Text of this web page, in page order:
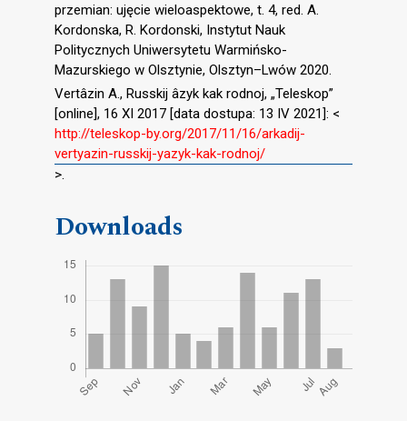
przemian: ujęcie wieloaspektowe, t. 4, red. A.
Kordonska, R. Kordonski, Instytut Nauk
Politycznych Uniwersytetu Warmińsko-
Mazurskiego w Olsztynie, Olsztyn–Lwów 2020.
Vertâzin A., Russkij âzyk kak rodnoj, „Teleskop”
[online], 16 XI 2017 [data dostupa: 13 IV 2021]: <
http://teleskop-by.org/2017/11/16/arkadij-
vertyazin-russkij-yazyk-kak-rodnoj/
>.
Downloads